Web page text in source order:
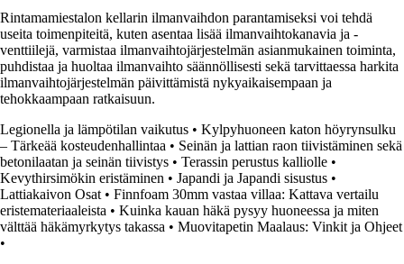
Rintamamiestalon kellarin ilmanvaihdon parantamiseksi voi tehdä
useita toimenpiteitä, kuten asentaa lisää ilmanvaihtokanavia ja -
venttiilejä, varmistaa ilmanvaihtojärjestelmän asianmukainen toiminta,
puhdistaa ja huoltaa ilmanvaihto säännöllisesti sekä tarvittaessa harkita
ilmanvaihtojärjestelmän päivittämistä nykyaikaisempaan ja
tehokkaampaan ratkaisuun.
Legionella ja lämpötilan vaikutus • Kylpyhuoneen katon höyrynsulku
– Tärkeää kosteudenhallintaa • Seinän ja lattian raon tiivistäminen sekä
betonilaatan ja seinän tiivistys • Terassin perustus kalliolle •
Kevythirsimökin eristäminen • Japandi ja Japandi sisustus •
Lattiakaivon Osat • Finnfoam 30mm vastaa villaa: Kattava vertailu
eristemateriaaleista • Kuinka kauan häkä pysyy huoneessa ja miten
välttää häkämyrkytys takassa • Muovitapetin Maalaus: Vinkit ja Ohjeet
•